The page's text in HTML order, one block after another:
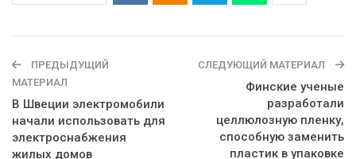
ПРЕДЫДУЩИЙ
МАТЕРИАЛ
В Швеции электромобили
начали использовать для
электроснабжения
жилых домов
СЛЕДУЮЩИЙ МАТЕРИАЛ
Финские ученые
разработали
целлюлозную пленку,
способную заменить
пластик в упаковке